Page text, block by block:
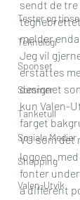
Tester og
Teknologi
Sponset
Sommer
Tanketull
Sosiale Medier
Shopping
Valen-Utvik
sendt de
melder
Jeg vil
erstattes
designet
kun Valen-
farget
VU som det
logoen,
fonter
a different